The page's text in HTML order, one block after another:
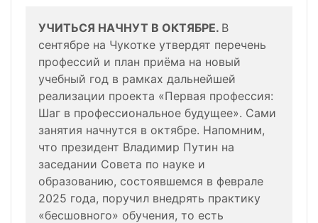
УЧИТЬСЯ НАЧНУТ В ОКТЯБРЕ. В
сентябре на Чукотке утвердят перечень
профессий и план приёма на новый
учебный год в рамках дальнейшей
реализации проекта «Первая профессия:
Шаг в профессиональное будущее». Сами
занятия начнутся в октябре. Напомним,
что президент Владимир Путин на
заседании Совета по науке и
образованию, состоявшемся в феврале
2025 года, поручил внедрять практику
«бесшовного» обучения, то есть